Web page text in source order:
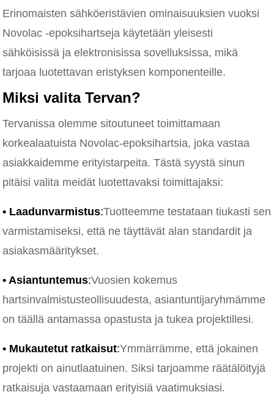
Erinomaisten sähköeristävien ominaisuuksien vuoksi
Novolac -epoksihartseja käytetään yleisesti
sähköisissä ja elektronisissa sovelluksissa, mikä
tarjoaa luotettavan eristyksen komponenteille.
Miksi valita Tervan?
Tervanissa olemme sitoutuneet toimittamaan
korkealaatuista Novolac-epoksihartsia, joka vastaa
asiakkaidemme erityistarpeita. Tästä syystä sinun
pitäisi valita meidät luotettavaksi toimittajaksi:
• Laadunvarmistus:Tuotteemme testataan tiukasti sen
varmistamiseksi, että ne täyttävät alan standardit ja
asiakasmääritykset.
• Asiantuntemus:Vuosien kokemus
hartsinvalmistusteollisuudesta, asiantuntijaryhmämme
on täällä antamassa opastusta ja tukea projektillesi.
• Mukautetut ratkaisut:Ymmärrämme, että jokainen
projekti on ainutlaatuinen. Siksi tarjoamme räätälöityjä
ratkaisuja vastaamaan erityisiä vaatimuksiasi.